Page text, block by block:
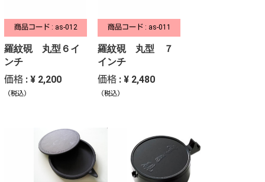
商品コード : as-012
羅紋硯 丸型６イ
ンチ
価格 : ¥ 2,200
（税込）
商品コード : as-011
羅紋硯 丸型 ７
インチ
価格 : ¥ 2,480
（税込）